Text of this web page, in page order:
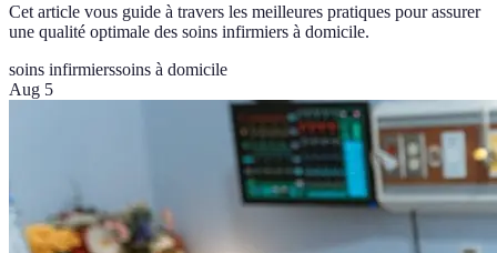
Cet article vous guide à travers les meilleures pratiques pour assurer
une qualité optimale des soins infirmiers à domicile.
soins infirmierssoins à domicile
Aug 5